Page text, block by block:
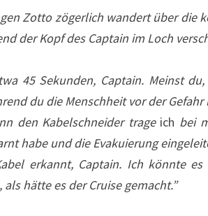
Zotto zögerlich wandert über die
der Kopf des Captain im Loch
45 Sekunden, Captain. Meinst
du die Menschheit vor der
den Kabelschneider trage ich bei
habe und die Evakuierung
erkannt, Captain. Ich könnte
als hätte es der Cruise gemacht.”